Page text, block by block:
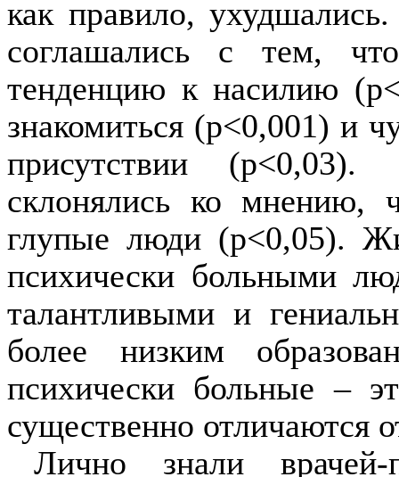
как правило,
соглашались с тем,
тенденцию к насилию (p
знакомиться (p<0,001) и
присутствии (p<0,03).
склонялись ко мнению,
глупые люди (p<0,05).
психи­чески больными
талантливыми и
более низким
психически больные –
существенно отличаются
Лично знали врачей-